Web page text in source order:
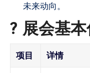
未来动向。
? 展会基
项目 详情